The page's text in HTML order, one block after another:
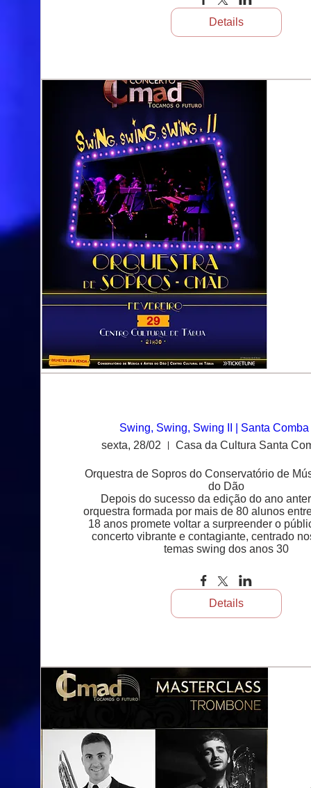
Details
Swing, Swing, Swing II | Santa
sexta, 28/02
Casa da Cultura Santa
Orquestra de Sopros do Conservatório de
do Dão
Depois do sucesso da edição do ano
orquestra formada por mais de 80 alunos
18 anos promete voltar a surpreender o
concerto vibrante e contagiante, centrado
temas swing dos anos 30
Details